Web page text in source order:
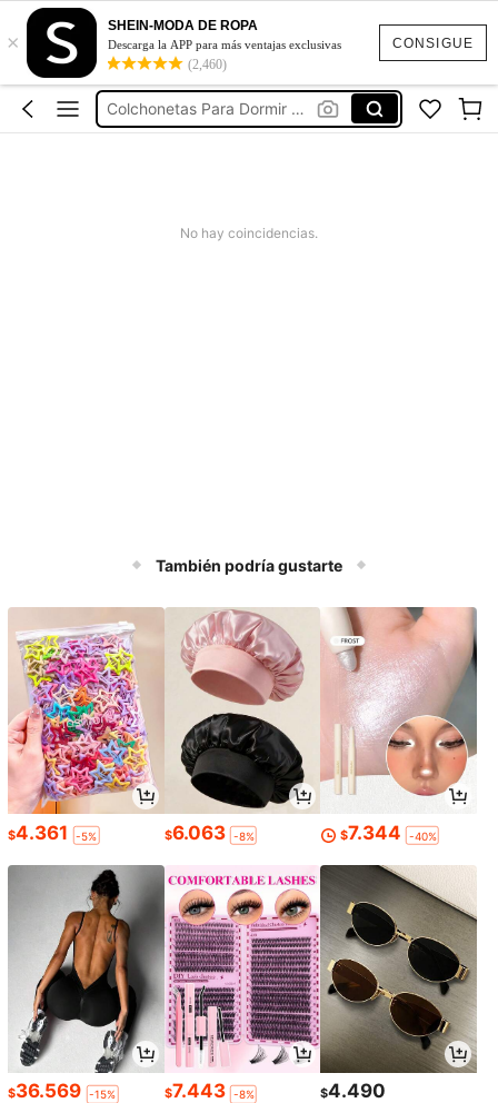
CONSIGUE
×
SHEIN-MODA DE ROPA
Descarga la APP para más ventajas exclusivas
(2,460)
Colchón Para Camilla De Spa
Colchoneta
Colchoneta Individual
Colchonetas Para Dormir En El Suelo
No hay coincidencias.
También podría gustarte
$4.361 -5% $6.063 -8% $7.344 -40%
$36.569 -15% $7.443 -8% $4.490